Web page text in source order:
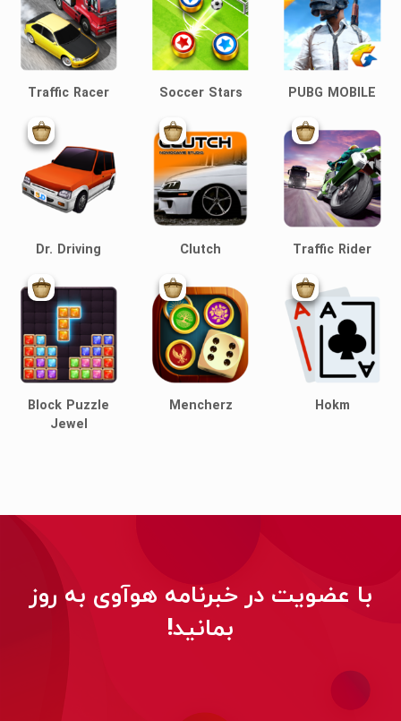
PUBG MOBILE
Soccer Stars
Traffic Racer
Traffic Rider
Clutch
Dr. Driving
Hokm
Mencherz
Block Puzzle
Jewel
با عضویت در خبرنامه هوآوی به روز
بمانید!